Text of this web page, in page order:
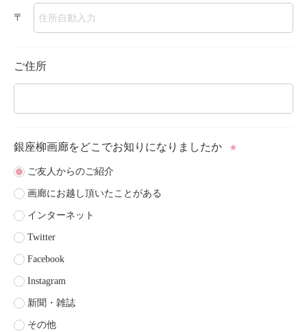
〒
ご住所
銀座柳画廊をどこでお知りになりましたか ★
ご友人からのご紹介
画廊にお越し頂いたことがある
インターネット
Twitter
Facebook
Instagram
新聞・雑誌
その他